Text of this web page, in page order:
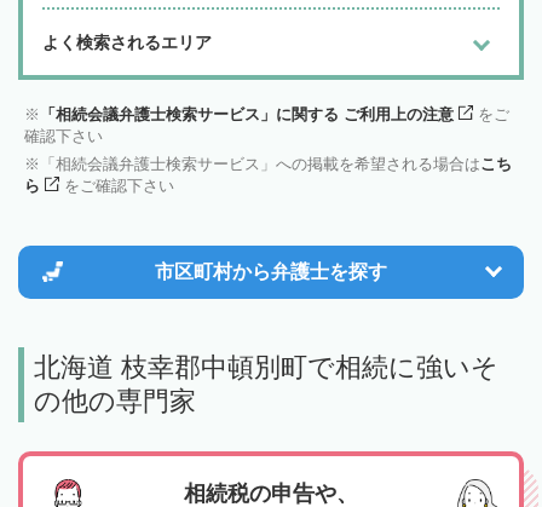
よく検索されるエリア
「相続会議弁護士検索サービス」に関する ご利用上の注意
をご
確認下さい
「相続会議弁護士検索サービス」への掲載を希望される場合はこち
ら
をご確認下さい
市区町村から弁護士を探す
北海道 枝幸郡中頓別町で相続に強いそ
の他の専門家
相続税の申告や、